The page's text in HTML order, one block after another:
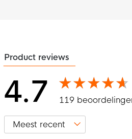
Product reviews
4.7 119